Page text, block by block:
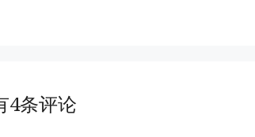
4条评论